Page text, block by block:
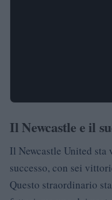
Il Newcastle e il
Il Newcastle United
successo, con sei
Questo straordinario